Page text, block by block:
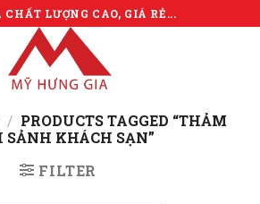
CHẤT LƯỢNG CAO, GIÁ RẺ...
/ PRODUCTS TAGGED “THẢM
SẢNH KHÁCH SẠN”
FILTER